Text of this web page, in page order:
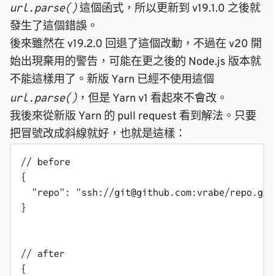
url.parse()這個函式，所以更新到 v19.1.0 之後就
發生了這個錯誤。
後來雖然在 v19.2.0 回退了這個改動，不過在 v20 開
始出現棄用的警告，可能在更之後的 Node.js 版本就
不能這樣用了。新版 Yarn 已經不使用這個
url.parse() ，但是 Yarn v1 看起來不會改。
我後來從新版 Yarn 的 pull request 看到解法。只要
把冒號改成斜線就好，也就是這樣：
// before
{
"repo" :
"ssh://git@github.com:vrabe/
}
// after
{